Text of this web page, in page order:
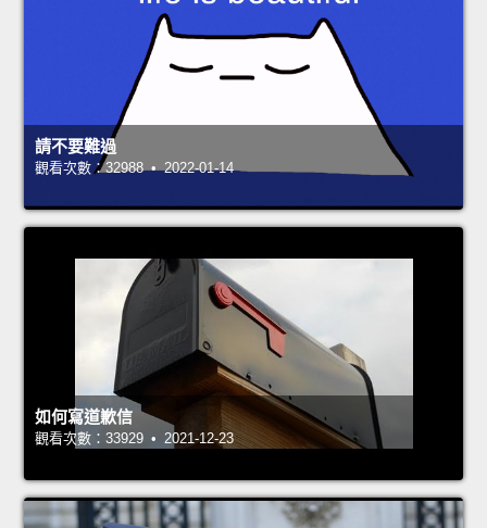
請不要難過
觀看次數：32988 • 2022-01-14
如何寫道歉信
觀看次數：33929 • 2021-12-23